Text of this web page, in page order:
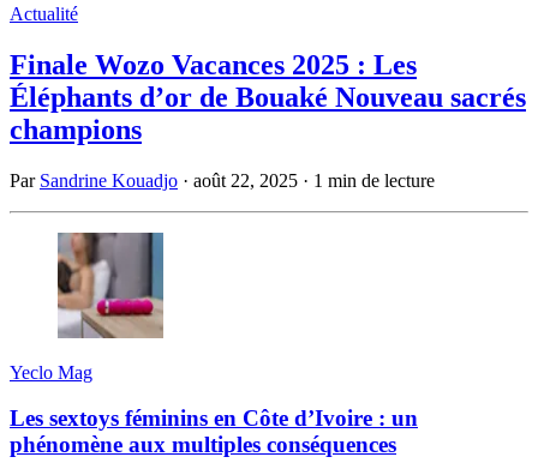
Actualité
Finale Wozo Vacances 2025 : Les
Éléphants d’or de Bouaké Nouveau sacrés
champions
Par Sandrine Kouadjo · août 22, 2025 · 1 min de lecture
Yeclo Mag
Les sextoys féminins en Côte d’Ivoire : un
phénomène aux multiples conséquences